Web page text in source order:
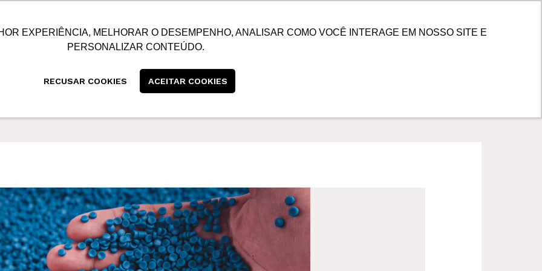
EXPERIÊNCIA, MELHORAR O DESEMPENHO, ANALISAR COMO VOCÊ INTERAGE EM NOSSO SITE E
PERSONALIZAR CONTEÚDO.
RECUSAR COOKIES ACEITAR COOKIES
SUSTENTABILIDADE BLOG CONTATO CENTRAL DE CLIENTES